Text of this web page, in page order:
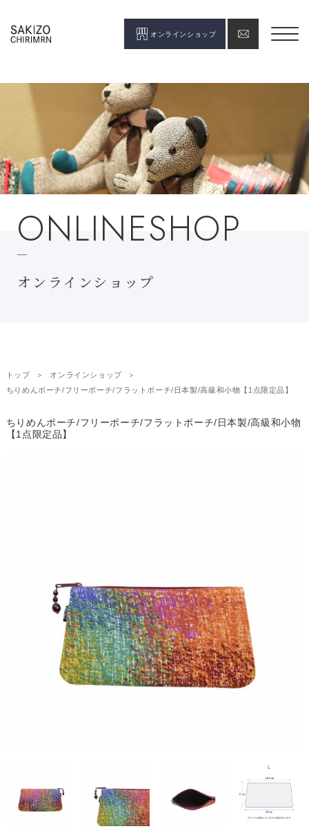
オンラインショップ
ONLINESHOP
オンラインショップ
トップ
オンラインショップ
ちりめんポーチ/フリーポーチ/フラットポーチ/日本製/高級和小物【1点限定品】
ちりめんポーチ/フリーポーチ/フラットポーチ/日本製/高級和小物
【1点限定品】